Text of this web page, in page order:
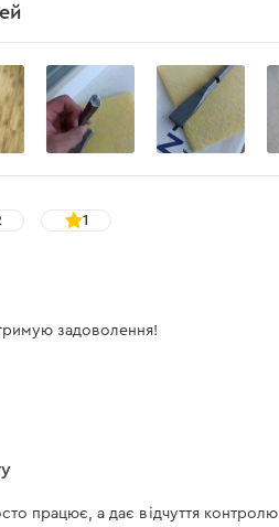
1
задоволення!
працює, а дає відчуття